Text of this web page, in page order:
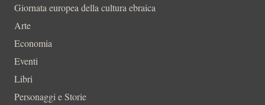
Giornata europea della cultura ebraica
Arte
Economia
Eventi
Libri
Personaggi e Storie